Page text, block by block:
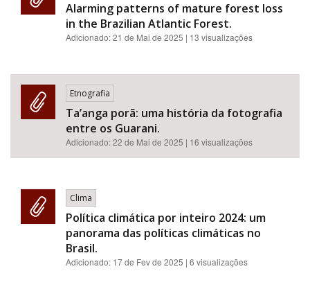
Alarming patterns of mature forest loss
in the Brazilian Atlantic Forest.
Adicionado:21 de Mai de 2025 | 13 visualizações
Etnografia
Ta’anga porã: uma história da fotografia
entre os Guarani.
Adicionado:22 de Mai de 2025 | 16 visualizações
Clima
Política climática por inteiro 2024: um
panorama das políticas climáticas no
Brasil.
Adicionado: 17 de Fev de 2025 | 6 visualizações